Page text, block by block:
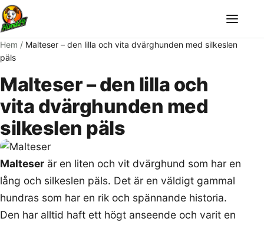
Meny
Hem / Malteser – den lilla och vita dvärghunden med silkeslen
päls
Malteser – den lilla och
vita dvärghunden med
silkeslen päls
Malteser är en liten och vit dvärghund som har en
lång och silkeslen päls. Det är en väldigt gammal
hundras som har en rik och spännande historia.
Den har alltid haft ett högt anseende och varit en